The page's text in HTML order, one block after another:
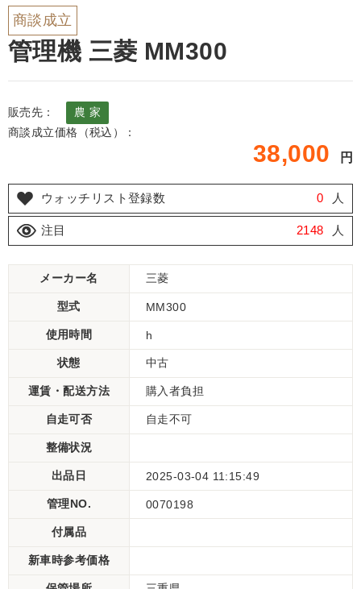
商談成立
管理機 三菱 MM300
販売先：
農 家
商談成立価格（税込）：
38,000 円
ウォッチリスト登録数 0 人
注目 2148 人
メーカー名 三菱
型式 MM300
使用時間 h
状態 中古
運賃・配送方法 購入者負担
自走可否 自走不可
整備状況
出品日 2025-03-04 11:15:49
管理NO. 0070198
付属品
新車時参考価格